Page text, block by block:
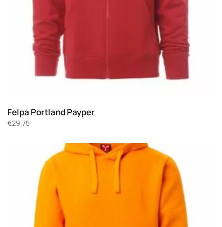
Felpa Portland Payper
€29.75